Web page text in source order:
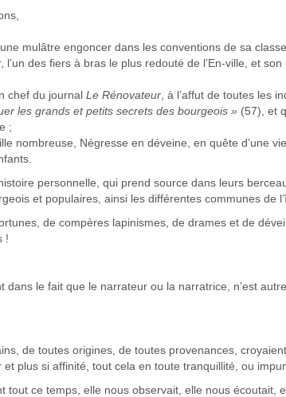
mulâtre engoncer dans les conventions de sa classe
des fiers à bras le plus redouté de l’En-ville, et
chef du journal Le Rénovateur , à l’affut de toutes les
les grands et petits secrets des bourgeois » (57), et
;
nombreuse, Négresse en déveine, en quête d’une
personnelle, qui prend source dans leurs
et populaires, ainsi les différentes communes de
de compères lapinismes, de drames et de
!
le fait que le narrateur ou la narratrice, n’est
de toutes origines, de toutes provenances,
et plus si affinité, tout cela en toute tranquillité, ou
tout ce temps, elle nous observait, elle nous écoutait,